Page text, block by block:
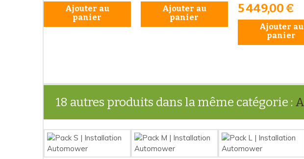
Ajouter au
panier
Ajouter au
panier
5 449,00 €
Ajouter au
panier
18 autres produits dans la même catégorie :